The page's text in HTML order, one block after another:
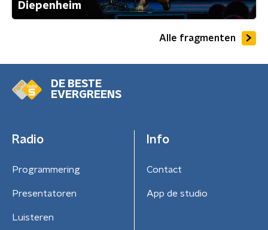
Diepenheim
Alle fragmenten
DE BESTE
EVERGREENS
Radio
Programmering
Presentatoren
Luisteren
Info
Contact
App de studio